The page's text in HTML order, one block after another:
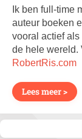
Ik ben full-time
auteur boeken
vooral actief
de hele wereld.
RobertRis.com
Lees meer >